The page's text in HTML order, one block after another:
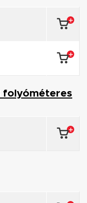
folyóméteres